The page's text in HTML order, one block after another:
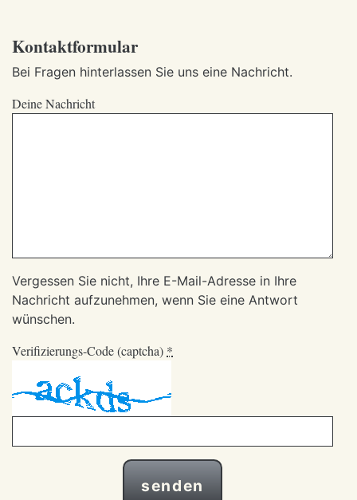
Kontaktformular
Bei Fragen hinterlassen Sie uns eine Nachricht.
Deine Nachricht
Vergessen Sie nicht, Ihre E-Mail-Adresse in Ihre
Nachricht aufzunehmen, wenn Sie eine Antwort
wünschen.
Verifizierungs-Code (captcha) *